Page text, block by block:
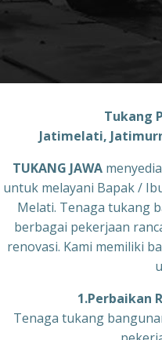
Tukang
Jatimelati,
TUKANG JAWA
untuk melayani Bapak /
Melati. Tenaga tukang
berbagai pekerjaan
renovasi. Kami memiliki
1.Perbaikan
Tenaga tukang